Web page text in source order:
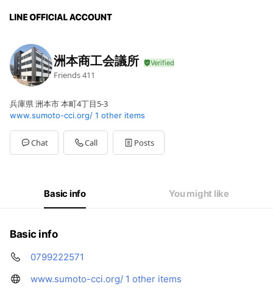
洲本商工会議所
Friends411
兵庫県 洲本市 本町4丁目5-3
www.sumoto-cci.org/ 1 other items
Chat Call Posts
Basic info You might like
Basic info
0799222571
www.sumoto-cci.org/ 1 other items